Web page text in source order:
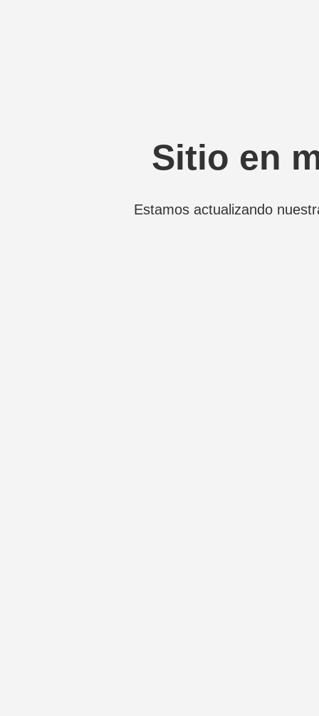
Sitio en
Estamos actualizando